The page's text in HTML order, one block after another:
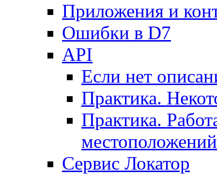
Приложения и
Ошибки в D7
API
Если нет
Практика.
Практика.
местоположений
Сервис Локатор